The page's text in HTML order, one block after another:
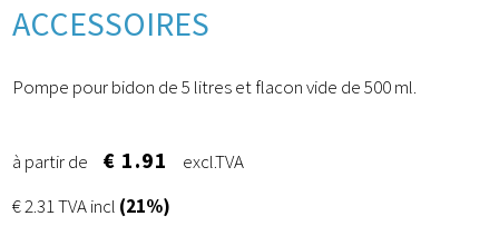
ACCESSOIRES
Pompe pour bidon de 5 litres et flacon vide de 500 ml.
à partir de € 1.91
excl.TVA
€ 2.31 TVA incl (21%)